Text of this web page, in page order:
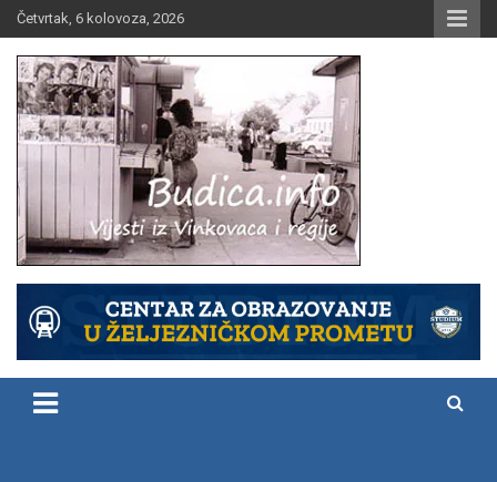
Skip
to
content
Četvrtak, 6 kolovoza, 2026
Budica.info